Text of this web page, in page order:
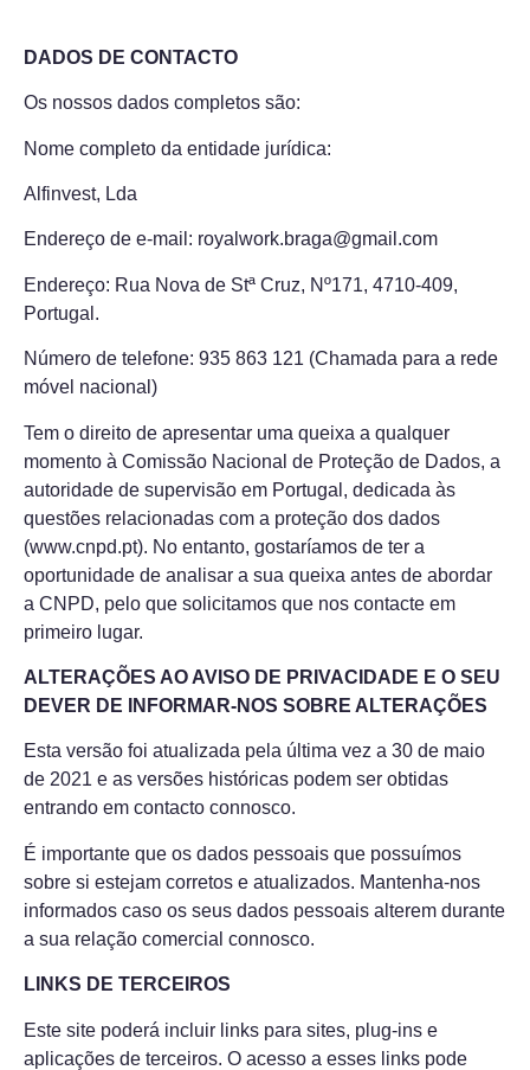
DADOS DE CONTACTO
Os nossos dados completos são:
Nome completo da entidade jurídica:
Alfinvest, Lda
Endereço de e-mail: royalwork.braga@gmail.com
Endereço: Rua Nova de Stª Cruz, Nº171, 4710-409,
Portugal.
Número de telefone: 935 863 121 (Chamada para a rede
móvel nacional)
Tem o direito de apresentar uma queixa a qualquer
momento à Comissão Nacional de Proteção de Dados, a
autoridade de supervisão em Portugal, dedicada às
questões relacionadas com a proteção dos dados
(www.cnpd.pt). No entanto, gostaríamos de ter a
oportunidade de analisar a sua queixa antes de abordar
a CNPD, pelo que solicitamos que nos contacte em
primeiro lugar.
ALTERAÇÕES AO AVISO DE PRIVACIDADE E O SEU
DEVER DE INFORMAR-NOS SOBRE ALTERAÇÕES
Esta versão foi atualizada pela última vez a 30 de maio
de 2021 e as versões históricas podem ser obtidas
entrando em contacto connosco.
É importante que os dados pessoais que possuímos
sobre si estejam corretos e atualizados. Mantenha-nos
informados caso os seus dados pessoais alterem durante
a sua relação comercial connosco.
LINKS DE TERCEIROS
Este site poderá incluir links para sites, plug-ins e
aplicações de terceiros. O acesso a esses links pode